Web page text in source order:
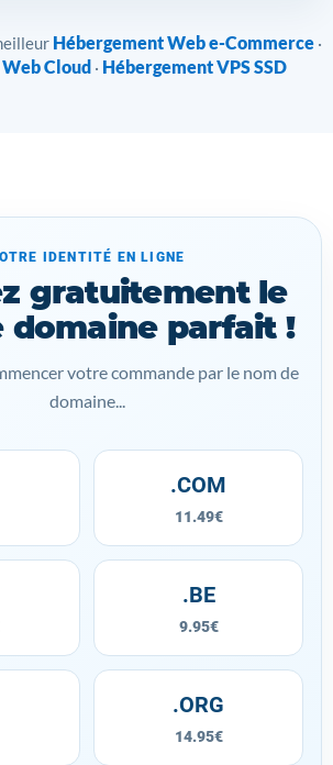
Hébergement Web e-Commerce ·
Cloud · Hébergement VPS SSD
IDENTITÉ EN LIGNE
gratuitement le
domaine parfait !
votre commande par le nom de
domaine...
.COM
11.49€
.BE
9.95€
.ORG
14.95€